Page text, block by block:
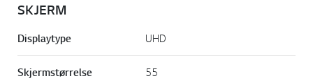
SKJERM
Displaytype UHD
Skjermstørrelse 55